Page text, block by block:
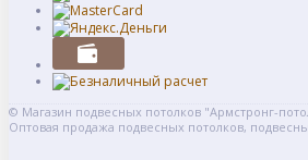
© Магазин подвесных потолков "Армстронг-
Оптовая продажа подвесных потолков,